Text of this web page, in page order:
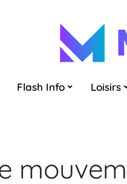
Flash Info Loisirs